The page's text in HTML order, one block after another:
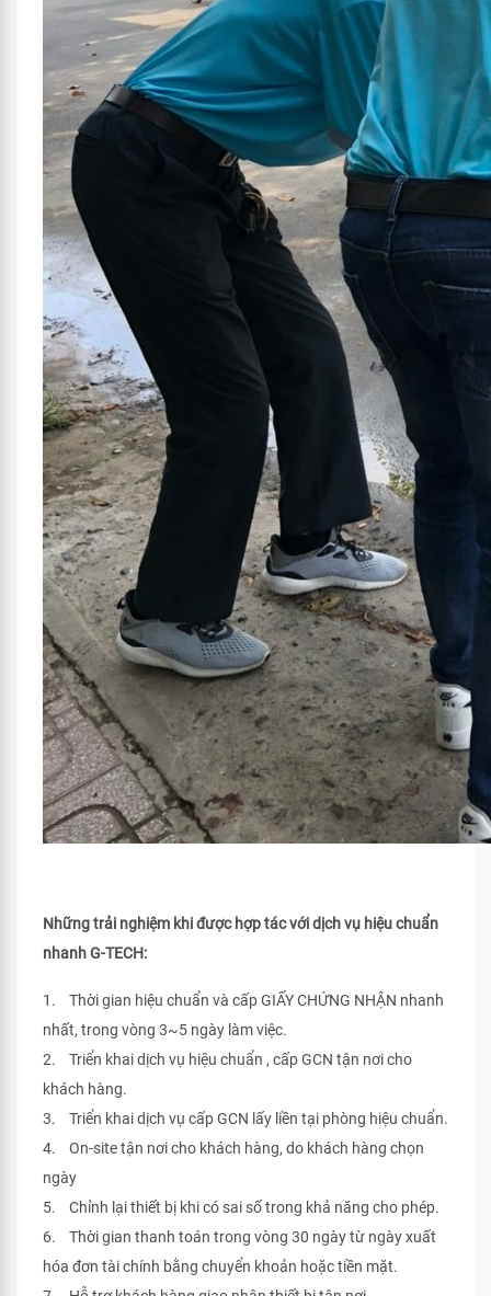
Những trải nghiệm khi được hợp tác với dịch vụ hiệu chuẩn
nhanh G-TECH:
1. Thời gian hiệu chuẩn và cấp GIẤY CHỨNG NHẬN nhanh
nhất, trong vòng 3~5 ngày làm việc.
2. Triển khai dịch vụ hiệu chuẩn , cấp GCN tận nơi cho
khách hàng.
3. Triển khai dịch vụ cấp GCN lấy liền tại phòng hiệu chuẩn.
4. On-site tận nơi cho khách hàng, do khách hàng chọn
ngày
5. Chỉnh lại thiết bị khi có sai số trong khả năng cho phép.
6. Thời gian thanh toán trong vòng 30 ngày từ ngày xuất
hóa đơn tài chính bằng chuyển khoản hoặc tiền mặt.